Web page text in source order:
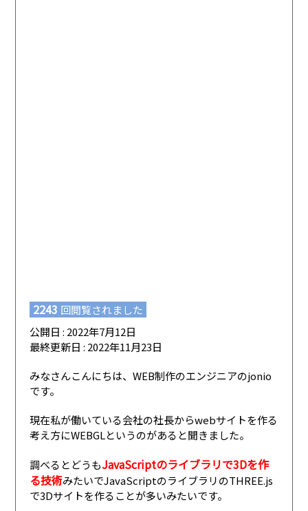
2243 回閲覧されました
公開日 : 2022年7月12日
最終更新日 : 2022年11月23日
みなさんこんにちは、WEB制作のエンジニアのjonio
です。
現在私が働いている会社の社長からwebサイトを作る
考え方にWEBGLというのがあると聞きました。
調べるとどうもJavaScriptのライブラリで3Dを作
る技術みたいでJavaScriptのライブラリのTHREE.js
で3Dサイトを作ることが多いみたいです。